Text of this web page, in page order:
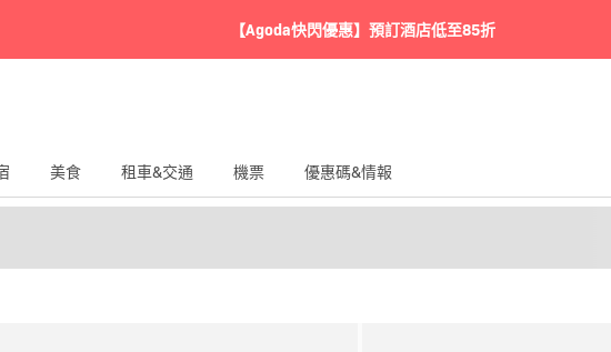
【Agoda快閃優惠】預訂酒店低至85折
美食 租車&交通 機票 優惠碼&情報